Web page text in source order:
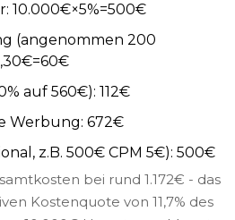
10.000€×5%=500€
(angenommen 200
auf 560€): 112€
Werbung: 672€
z.B. 500€ CPM 5€): 500€
bei rund 1.172€ - das
Kostenquote von 11,7% des